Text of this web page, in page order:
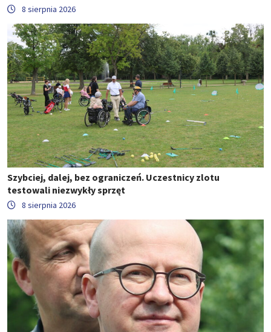
8 sierpnia 2026
Szybciej, dalej, bez ograniczeń. Uczestnicy zlotu
testowali niezwykły sprzęt
8 sierpnia 2026